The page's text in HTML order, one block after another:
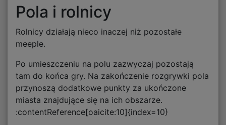
Pola i rolnicy
Rolnicy działają nieco inaczej niż pozostałe
meeple.
Po umieszczeniu na polu zazwyczaj pozostają
tam do końca gry. Na zakończenie rozgrywki pola
przynoszą dodatkowe punkty za ukończone
miasta znajdujące się na ich obszarze.
:contentReference[oaicite:10]{index=10}